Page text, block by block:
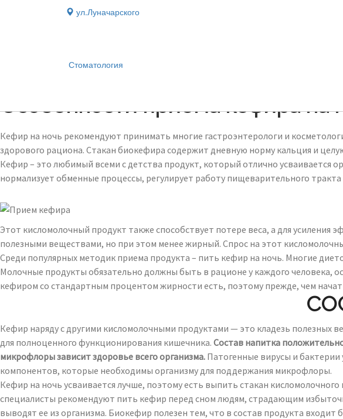
ул.Луначарского
Стоматология
Особенности приема кефира на
Кефир на ночь рекомендуют принимать многие гастроэнтерологи и
здорового рациона. Стакан биокефира содержит дневную норму кальция и
Кефир – это любимый всеми с детства продукт, который отлично усваивается
нормализует обменные процессы, регулирует работу пищеварительного тракта
Этот кисломолочный продукт также способствует потере веса, а для
полезными веществами, но при этом менее жирный. Спрос на этот
Среди популярных методик приема продукта – пить кефир на ночь. Многие
Молочные продукты обязательно должны быть в рационе у каждого человека,
кефиром со стандартным процентом жирности есть, поэтому прежде, чем
Кефир наряду с другими кисломолочными продуктами — это кладезь полезных
для полноценного функционирования кишечника. Состав напитка
микрофлоры зависит здоровье всего организма. Патогенные вирусы и
компонентов, которые необходимы организму для поддержания микрофлоры.
Кефир на ночь усваивается лучше, поэтому есть выпить стакан
специалисты рекомендуют пить кефир перед сном людям, страдающим
выводят ее из организма. Биокефир полезен тем, что в состав продукта